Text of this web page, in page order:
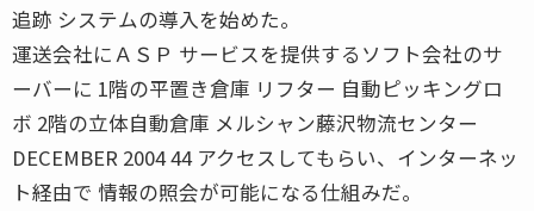
追跡 システムの導入を始めた。
運送会社にＡＳＰ サービスを提供するソフト会社のサ
ーバーに 1階の平置き倉庫 リフター 自動ピッキングロ
ボ 2階の立体自動倉庫 メルシャン藤沢物流センター
DECEMBER 2004 44 アクセスしてもらい、インターネッ
ト経由で 情報の照会が可能になる仕組みだ。